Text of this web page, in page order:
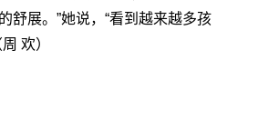
舒展。”她说，“看到越来越多孩
欢）